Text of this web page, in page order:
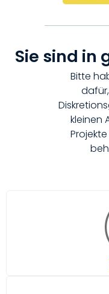
Sie sind in
Bitte
kleinen